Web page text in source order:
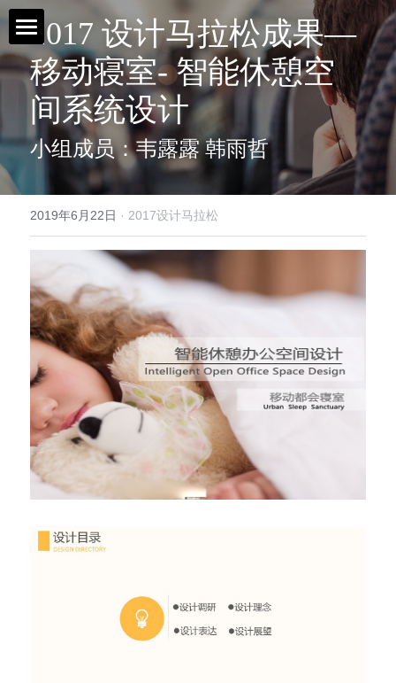
首页 / Home
新闻 / News
视频 / Videos
导师与嘉宾 / Tutors
简介 / About
媒体与组织 / Media&Organization
问答集/Q&A
2017 设计马拉松成果—
移动寝室- 智能休憩空
间系统设计
小组成员：韦露露 韩雨哲
2019年6月22日 · 2017设计马拉松